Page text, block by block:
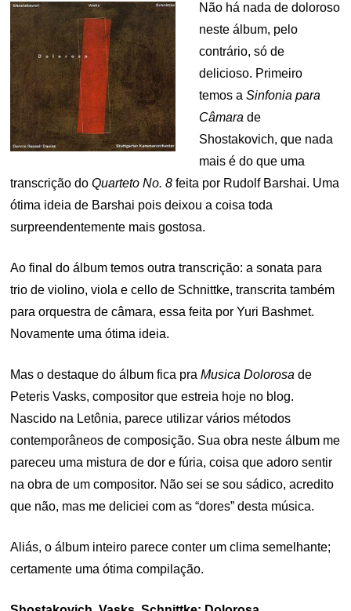
Não há nada de doloroso
neste álbum, pelo
contrário, só de
delicioso. Primeiro
temos a Sinfonia para
Câmara de
Shostakovich, que nada
mais é do que uma
transcrição do Quarteto No. 8 feita por Rudolf Barshai. Uma
ótima ideia de Barshai pois deixou a coisa toda
surpreendentemente mais gostosa.
Ao final do álbum temos outra transcrição: a sonata para
trio de violino, viola e cello de Schnittke, transcrita também
para orquestra de câmara, essa feita por Yuri Bashmet.
Novamente uma ótima ideia.
Mas o destaque do álbum fica praMusica Dolorosa de
Peteris Vasks, compositor que estreia hoje no blog.
Nascido na Letônia, parece utilizar vários métodos
contemporâneos de composição. Sua obra neste álbum me
pareceu uma mistura de dor e fúria, coisa que adoro sentir
na obra de um compositor. Não sei se sou sádico, acredito
que não, mas me deliciei com as “dores” desta música.
Aliás, o álbum inteiro parece conter um clima semelhante;
certamente uma ótima compilação.